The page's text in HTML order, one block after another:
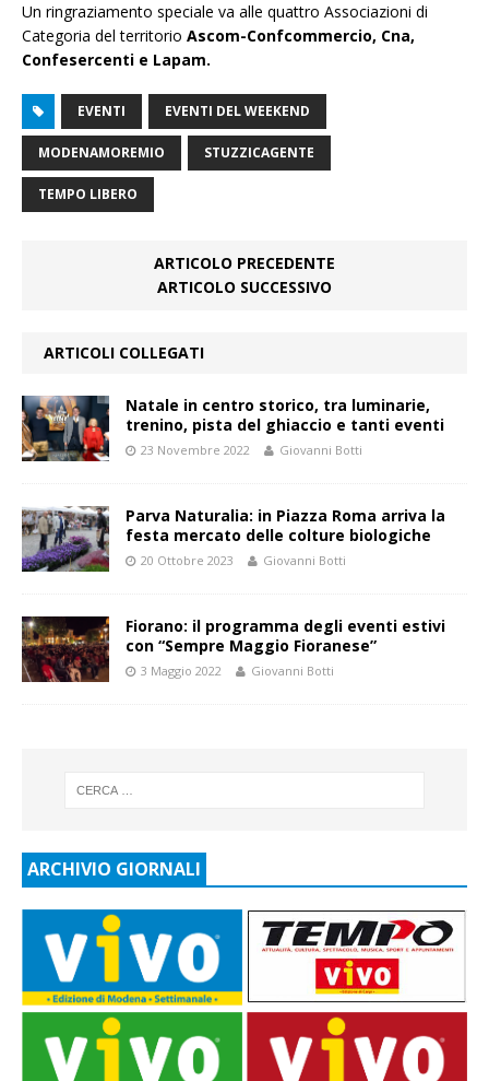
Un ringraziamento speciale va alle quattro Associazioni di
Categoria del territorio Ascom-Confcommercio, Cna,
Confesercenti e Lapam.
EVENTI EVENTI DEL WEEKEND
MODENAMOREMIO STUZZICAGENTE
TEMPO LIBERO
ARTICOLO PRECEDENTE
ARTICOLO SUCCESSIVO
ARTICOLI COLLEGATI
Natale in centro storico, tra luminarie,
trenino, pista del ghiaccio e tanti eventi
23 Novembre 2022 Giovanni Botti
Parva Naturalia: in Piazza Roma arriva la
festa mercato delle colture biologiche
20 Ottobre 2023 Giovanni Botti
Fiorano: il programma degli eventi estivi
con “Sempre Maggio Fioranese”
3 Maggio 2022 Giovanni Botti
ARCHIVIO GIORNALI